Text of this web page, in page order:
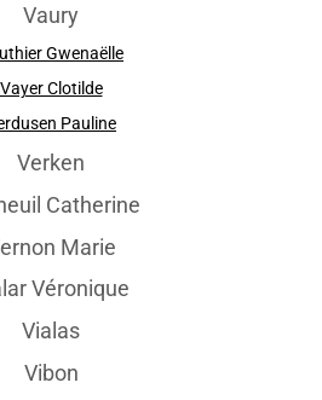
Vaury
Gwenaëlle
Vayer Clotilde
Pauline
Verken
Catherine
Marie
Véronique
Vialas
Vibon